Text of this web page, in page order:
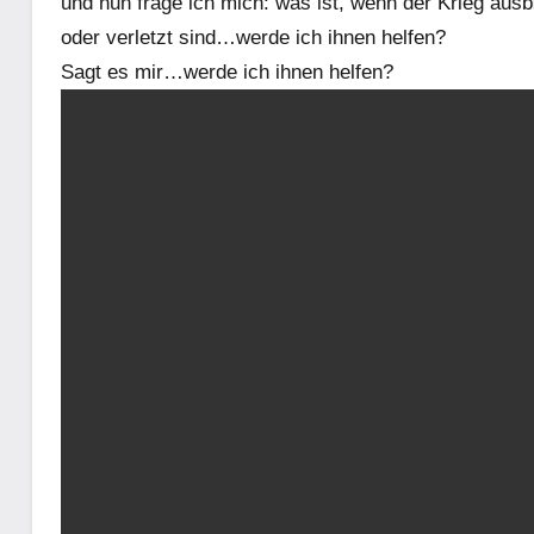
oder verletzt sind…werde ich ihnen helfen?
Sagt es mir…werde ich ihnen helfen?